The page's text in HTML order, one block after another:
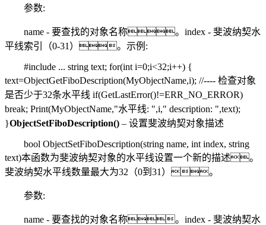
参数:
name - 要查找的对象名称。index - 斐波纳契水
平线索引（0-31）。示例:
#include ... string text; for(int i=0;i<32;i++) {
text=ObjectGetFiboDescription(MyObjectName,i); //---- 检查对象
是否少于32条水平线 if(GetLastError()!=ERR_NO_ERROR)
break; Print(MyObjectName,"水平线: ",i," description: ",text);
}ObjectSetFiboDescription() – 设置斐波纳契对象描述
bool ObjectSetFiboDescription(string name, int index, string
text)本函数为斐波纳契对象的水平线设置一个新的描述。
斐波纳契水平线数量最大为32（0到31）。
参数:
name - 要查找的对象名称。index - 斐波纳契水